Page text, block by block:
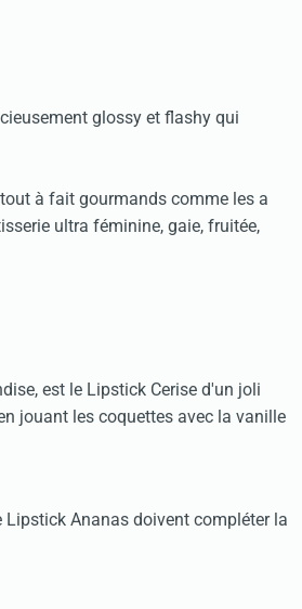
glossy et flashy qui
à fait gourmands comme les a
ultra féminine, gaie, fruitée,
est le Lipstick Cerise d'un joli
jouant les coquettes avec la vanille
Ananas doivent compléter la